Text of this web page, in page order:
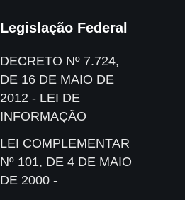
Legislação Federal
DECRETO Nº 7.724,
DE 16 DE MAIO DE
2012 - LEI DE
INFORMAÇÃO
LEI COMPLEMENTAR
Nº 101, DE 4 DE MAIO
DE 2000 -